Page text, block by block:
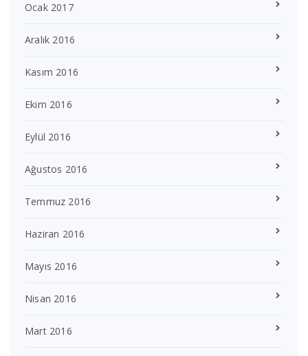
Ocak 2017
Aralık 2016
Kasım 2016
Ekim 2016
Eylül 2016
Ağustos 2016
Temmuz 2016
Haziran 2016
Mayıs 2016
Nisan 2016
Mart 2016